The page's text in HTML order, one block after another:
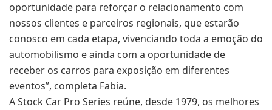
oportunidade para reforçar o relacionamento com
nossos clientes e parceiros regionais, que estarão
conosco em cada etapa, vivenciando toda a emoção do
automobilismo e ainda com a oportunidade de
receber os carros para exposição em diferentes
eventos”, completa Fabia.
A Stock Car Pro Series reúne, desde 1979, os melhores